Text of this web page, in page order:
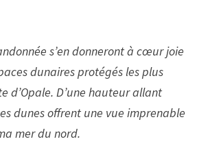
s’en donneront à cœur joie
dunaires protégés les plus
d’Opale. D’une hauteur allant
dunes offrent une vue imprenable
mer du nord.